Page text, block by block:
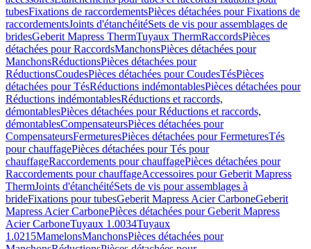
tubesFixations de raccordementsPièces détachées pour Fixations de
raccordementsJoints d'étanchéitéSets de vis pour assemblages de
bridesGeberit Mapress ThermTuyaux ThermRaccordsPièces
détachées pour RaccordsManchonsPièces détachées pour
ManchonsRéductionsPièces détachées pour
RéductionsCoudesPièces détachées pour CoudesTésPièces
détachées pour TésRéductions indémontablesPièces détachées pour
Réductions indémontablesRéductions et raccords,
démontablesPièces détachées pour Réductions et raccords,
démontablesCompensateursPièces détachées pour
CompensateursFermeturesPièces détachées pour FermeturesTés
pour chauffagePièces détachées pour Tés pour
chauffageRaccordements pour chauffagePièces détachées pour
Raccordements pour chauffageAccessoires pour Geberit Mapress
ThermJoints d'étanchéitéSets de vis pour assemblages à
brideFixations pour tubesGeberit Mapress Acier CarboneGeberit
Mapress Acier CarbonePièces détachées pour Geberit Mapress
Acier CarboneTuyaux 1.0034Tuyaux
1.0215MamelonsManchonsPièces détachées pour